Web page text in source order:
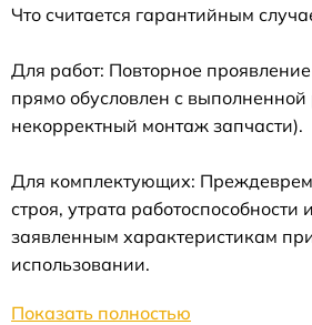
Что считается гарантийным
Для работ: Повторное
прямо обусловлен с
некорректный монтаж запчасти).
Для комплектующих:
строя, утрата работоспособности
заявленным характеристикам
использовании.
Показать полностью